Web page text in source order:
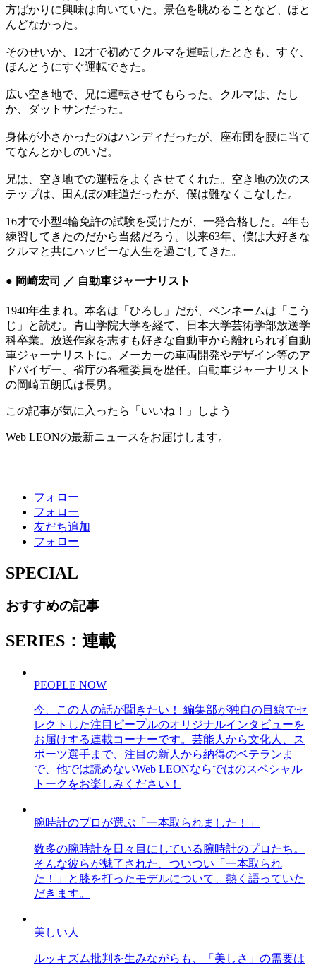
方ばかりに興味は向いていた。景色を眺めることなど、ほと
んどなかった。
そのせいか、12才で初めてクルマを運転したときも、すぐ、
ほんとうにすぐ運転できた。
広い空き地で、兄に運転させてもらった。クルマは、たし
か、ダットサンだった。
身体が小さかったのはハンディだったが、座布団を腰に当て
てなんとかしのいだ。
兄は、空き地での運転をよくさせてくれた。空き地の次のス
テップは、田んぼの畦道だったが、僕は難なくこなした。
16才で小型4輪免許の試験を受けたが、一発合格した。4年も
練習してきたのだから当然だろう。以来63年、僕は大好きな
クルマと共にハッピーな人生を過ごしてきた。
● 岡崎宏司 ／ 自動車ジャーナリスト
1940年生まれ。本名は「ひろし」だが、ペンネームは「こう
じ」と読む。青山学院大学を経て、日本大学芸術学部放送学
科卒業。放送作家を志すも好きな自動車から離れられず自動
車ジャーナリストに。メーカーの車両開発やデザイン等のア
ドバイザー、省庁の各種委員を歴任。自動車ジャーナリスト
の岡崎五朗氏は長男。
この記事が気に入ったら「いいね！」しよう
Web LEONの最新ニュースをお届けします。
フォロー
フォロー
友だち追加
フォロー
SPECIAL
おすすめの記事
SERIES：連載
PEOPLE NOW
今、この人の話が聞きたい！ 編集部が独自の目線でセ
レクトした注目ピープルのオリジナルインタビューを
お届けする連載コーナーです。芸能人から文化人、ス
ポーツ選手まで、注目の新人から納得のベテランま
で、他では読めないWeb LEONならではのスペシャル
トークをお楽しみください！
腕時計のプロが選ぶ「一本取られました！」
数多の腕時計を日々目にしている腕時計のプロたち。
そんな彼らが魅了された、ついつい「一本取られ
た！」と膝を打ったモデルについて、熱く語っていた
だきます。
美しい人
ルッキズム批判を生みながらも、「美しさ」の需要は